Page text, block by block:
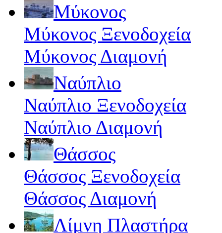
Μύκονος
Μύκονος Ξενοδοχεία
Μύκονος Διαμονή
Ναύπλιο
Ναύπλιο Ξενοδοχεία
Ναύπλιο Διαμονή
Θάσσος
Θάσσος Ξενοδοχεία
Θάσσος Διαμονή
Λίμνη Πλαστήρα